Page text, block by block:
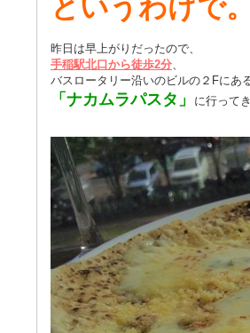
というわけで。
昨日は早上がりだったので、
手稲駅北口から徒歩2分、
バスロータリー沿いのビルの２Fにある
「ナカムラパスタ」 に行って